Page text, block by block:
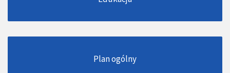
Plan ogólny